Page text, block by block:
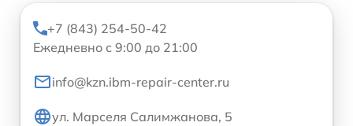
+7 (843) 254-50-42
Ежедневно с 9:00 до 21:00
info@kzn.ibm-repair-center.ru
ул. Марселя Салимжанова, 5